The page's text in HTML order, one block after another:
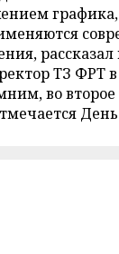
рассказал
ТЗ ФРТ
во второе